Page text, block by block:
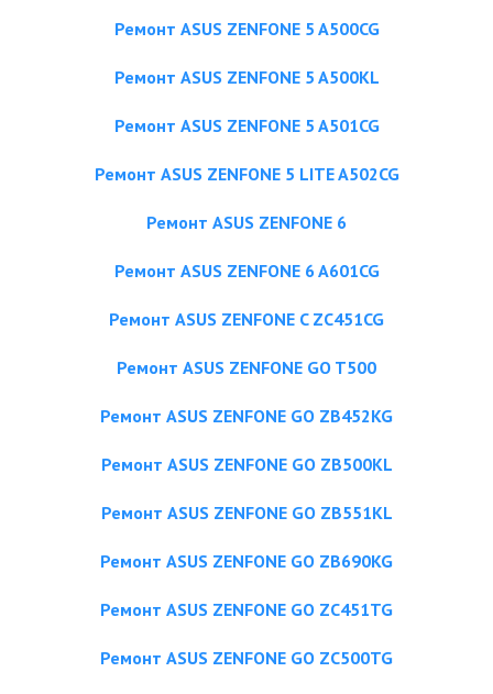
Ремонт ASUS ZENFONE 5 A500CG
Ремонт ASUS ZENFONE 5 A500KL
Ремонт ASUS ZENFONE 5 A501CG
Ремонт ASUS ZENFONE 5 LITE A502CG
Ремонт ASUS ZENFONE 6
Ремонт ASUS ZENFONE 6 A601CG
Ремонт ASUS ZENFONE C ZC451CG
Ремонт ASUS ZENFONE GO T500
Ремонт ASUS ZENFONE GO ZB452KG
Ремонт ASUS ZENFONE GO ZB500KL
Ремонт ASUS ZENFONE GO ZB551KL
Ремонт ASUS ZENFONE GO ZB690KG
Ремонт ASUS ZENFONE GO ZC451TG
Ремонт ASUS ZENFONE GO ZC500TG